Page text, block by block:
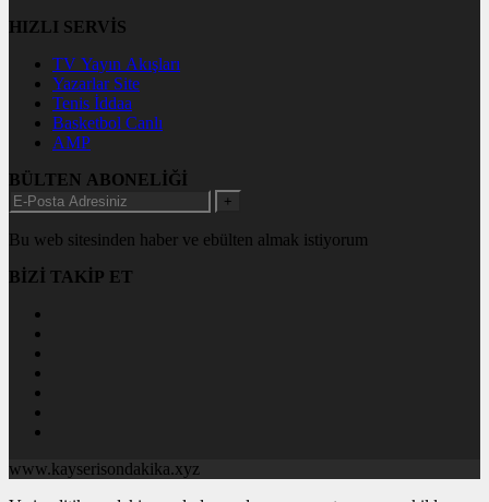
HIZLI SERVİS
TV Yayın Akışları
Yazarlar Site
Tenis İddaa
Basketbol Canlı
AMP
BÜLTEN ABONELİĞİ
+
Bu web sitesinden haber ve ebülten almak istiyorum
BİZİ TAKİP ET
www.kayserisondakika.xyz